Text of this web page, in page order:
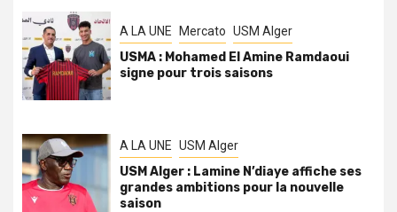
A LA UNE Mercato USM Alger
USMA : Mohamed El Amine Ramdaoui
signe pour trois saisons
A LA UNE USM Alger
USM Alger : Lamine N’diaye affiche ses
grandes ambitions pour la nouvelle
saison